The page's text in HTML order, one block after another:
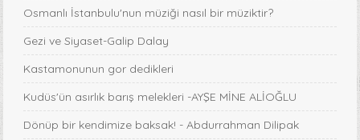
Osmanlı İstanbulu'nun müziği nasıl bir müziktir?
Gezi ve Siyaset-Galip Dalay
Kastamonunun gor dedikleri
Kudüs'ün asırlık barış melekleri -AYŞE MİNE ALİOĞLU
Dönüp bir kendimize baksak! - Abdurrahman Dilipak